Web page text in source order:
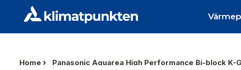
Home Panasonic Aquarea High Performance Bi-block K-